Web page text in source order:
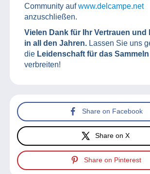
Community aufwww.delcampe.net
anzuschließen.
Vielen Dank für Ihr Vertrauen und
in all den Jahren. Lassen Sie uns
die Leidenschaft für das Sammeln
verbreiten!
Share on Facebook
Share on X
Share on Pinterest